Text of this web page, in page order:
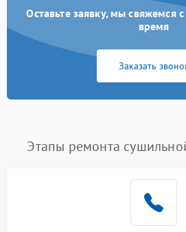
Оставьте заявку, мы свяжемся
время
Заказать
Этапы ремонта